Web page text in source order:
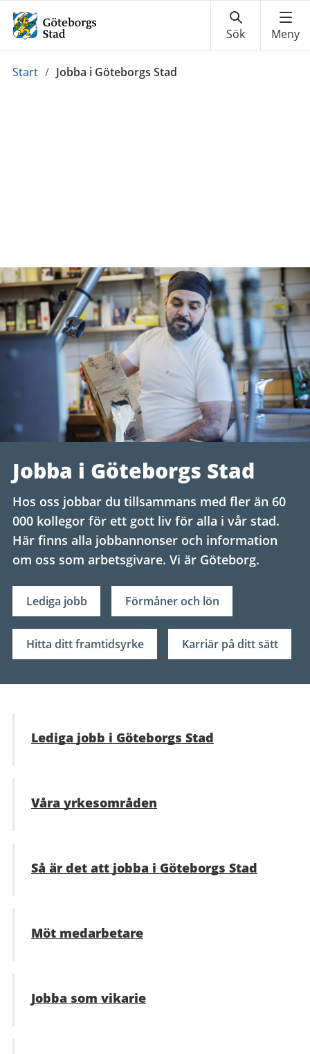
Du
Start / Jobba i Göteborgs Stad
Jobba i Göteborgs Stad
Hos oss jobbar du tillsammans med fler än 60
000 kollegor för ett gott liv för alla i vår stad.
Här finns alla jobbannonser och information
om oss som arbetsgivare. Vi är Göteborg.
Lediga jobb Förmåner och lön
Hitta ditt framtidsyrke Karriär på ditt sätt
Lediga jobb i Göteborgs Stad
Våra yrkesområden
Så är det att jobba i Göteborgs Stad
Möt medarbetare
Jobba som vikarie